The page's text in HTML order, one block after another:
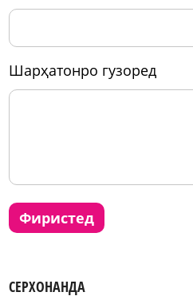
шарҳатонро гузоред
фиристед
СЕРХОНАНДА